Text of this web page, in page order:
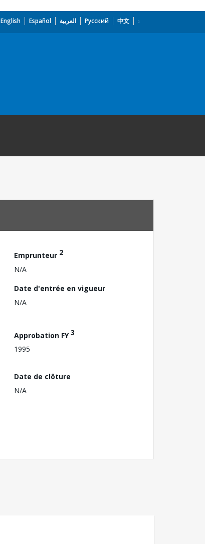
English Español العربية Русский 中文
Emprunteur 2
N/A
Date d'entrée en vigueur
N/A
Approbation FY3
1995
Date de clôture
N/A